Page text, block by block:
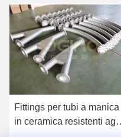
Fittings per tubi a manica
in ceramica resistenti agli